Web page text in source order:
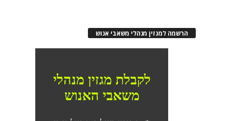
הרשמה למגזין מנהלי משאבי אנוש